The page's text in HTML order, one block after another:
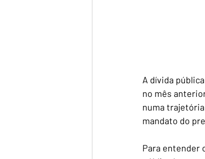
A dívida
no mês
numa
mandato do
Para entender